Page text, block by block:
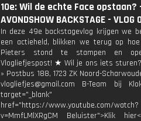
10e: Wil de echte Face opstaan?
AVONDSHOW BACKSTAGE - VLOG
In deze 49e backstagevlog krijgen we
een actieheld, blikken we terug op
Pieters stond te stampen en
Vlogliefjespost! ★ Wil je ons iets
» Postbus 188, 1723 ZK Noord-
vlogliefjes@gmail.com B-Team bij
target="_blank"
href="https://www.youtube.com/watch?
v=MmfLMlXRgCM Beluister">Klik